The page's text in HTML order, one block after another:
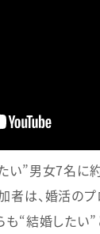
い”男女7名に
は、婚活の
も“結婚したい